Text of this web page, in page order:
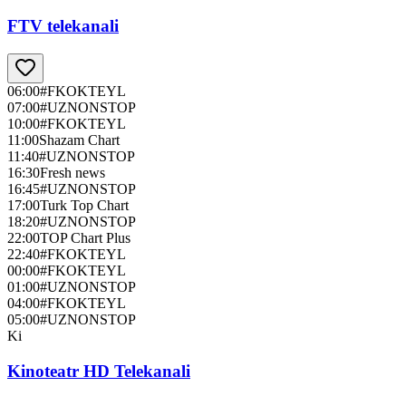
FTV telekanali
06:00#FKOKTEYL
07:00#UZNONSTOP
10:00#FKOKTEYL
11:00Shazam Chart
11:40#UZNONSTOP
16:30Fresh news
16:45#UZNONSTOP
17:00Turk Top Chart
18:20#UZNONSTOP
22:00TOP Chart Plus
22:40#FKOKTEYL
00:00#FKOKTEYL
01:00#UZNONSTOP
04:00#FKOKTEYL
05:00#UZNONSTOP
Ki
Kinoteatr HD Telekanali